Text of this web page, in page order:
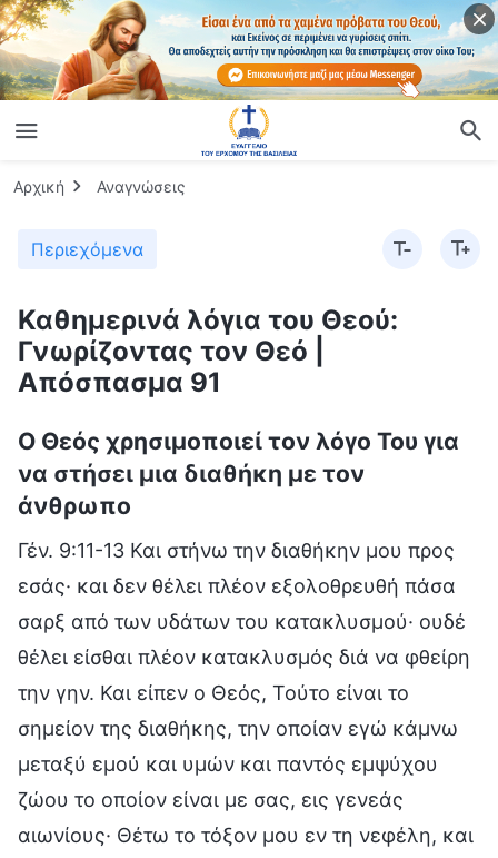
Αρχική Αναγνώσεις
Περιεχόμενα
Καθημερινά λόγια του Θεού:
Γνωρίζοντας τον Θεό |
Απόσπασμα 91
Ο Θεός χρησιμοποιεί τον λόγο Του για
να στήσει μια διαθήκη με τον
άνθρωπο
Γέν. 9:11-13 Και στήνω την διαθήκην μου προς
εσάς· και δεν θέλει πλέον εξολοθρευθή πάσα
σαρξ από των υδάτων του κατακλυσμού· ουδέ
θέλει είσθαι πλέον κατακλυσμός διά να φθείρη
την γην. Και είπεν ο Θεός, Τούτο είναι το
σημείον της διαθήκης, την οποίαν εγώ κάμνω
μεταξύ εμού και υμών και παντός εμψύχου
ζώου το οποίον είναι με σας, εις γενεάς
αιωνίους· Θέτω το τόξον μου εν τη νεφέλη, και